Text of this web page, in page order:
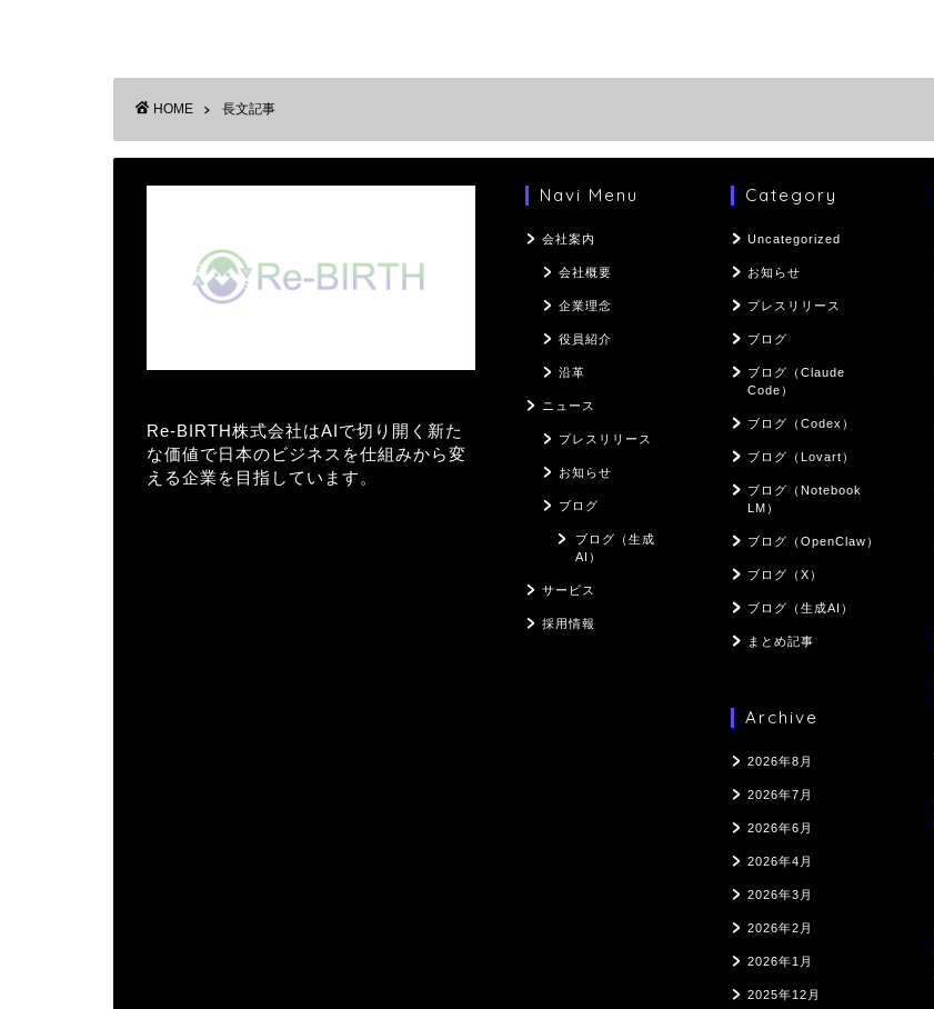
HOME 長文記事
Re-BIRTH株式会社はAIで切り開く新た
な価値で日本のビジネスを仕組みから変
える企業を目指しています。
Navi Menu
会社案内
会社概要
企業理念
役員紹介
沿革
ニュース
プレスリリース
お知らせ
ブログ
ブログ（生成
AI）
サービス
採用情報
Category
Uncategorized
お知らせ
プレスリリース
ブログ
ブログ（Claude
Code）
ブログ（Codex）
ブログ（Lovart）
ブログ（Notebook
LM）
ブログ（OpenClaw）
ブログ（X）
ブログ（生成AI）
まとめ記事
Archive
2026年8月
2026年7月
2026年6月
2026年4月
2026年3月
2026年2月
2026年1月
2025年12月